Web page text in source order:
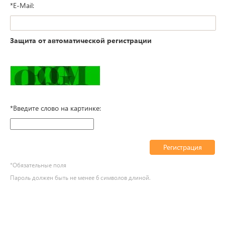
*E-Mail:
Защита от автоматической регистрации
*Введите слово на картинке:
*Обязательные поля
Пароль должен быть не менее 6 символов длиной.